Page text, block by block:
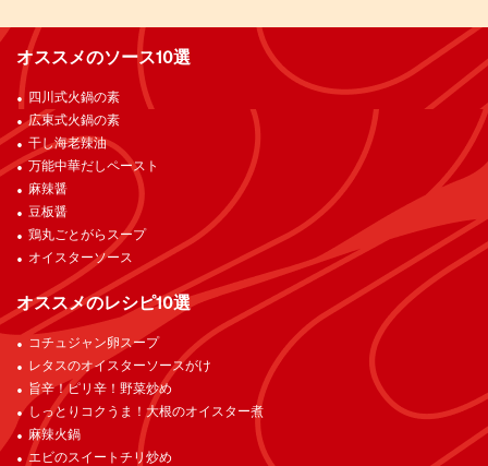
オススメのソース10選
四川式火鍋の素
広東式火鍋の素
干し海老辣油
万能中華だしペースト
麻辣醤
豆板醤
鶏丸ごとがらスープ
オイスターソース
オススメのレシピ10選
コチュジャン卵スープ
レタスのオイスターソースがけ
旨辛！ピリ辛！野菜炒め
しっとりコクうま！大根のオイスター煮
麻辣火鍋
エビのスイートチリ炒め